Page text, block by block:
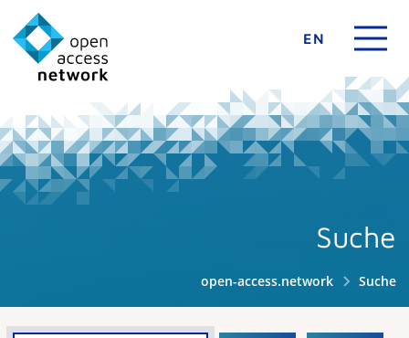
EN
Suche
open-access.network Suche